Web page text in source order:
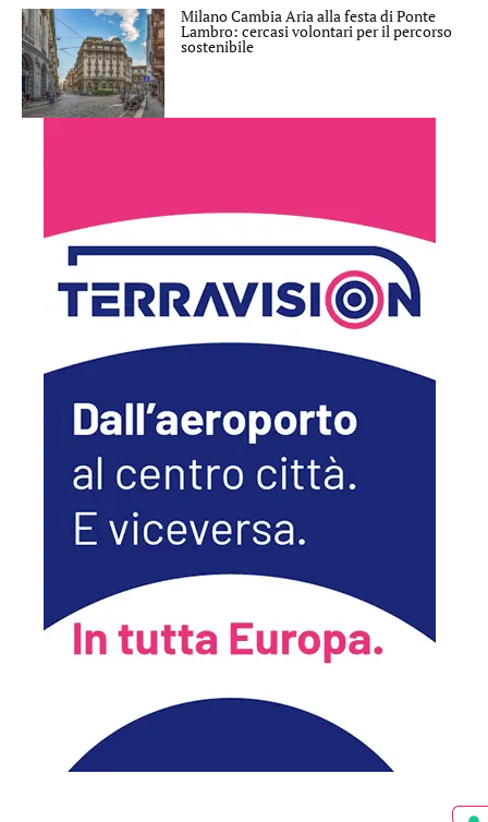
Milano Cambia Aria alla festa di Ponte
Lambro: cercasi volontari per il percorso
sostenibile